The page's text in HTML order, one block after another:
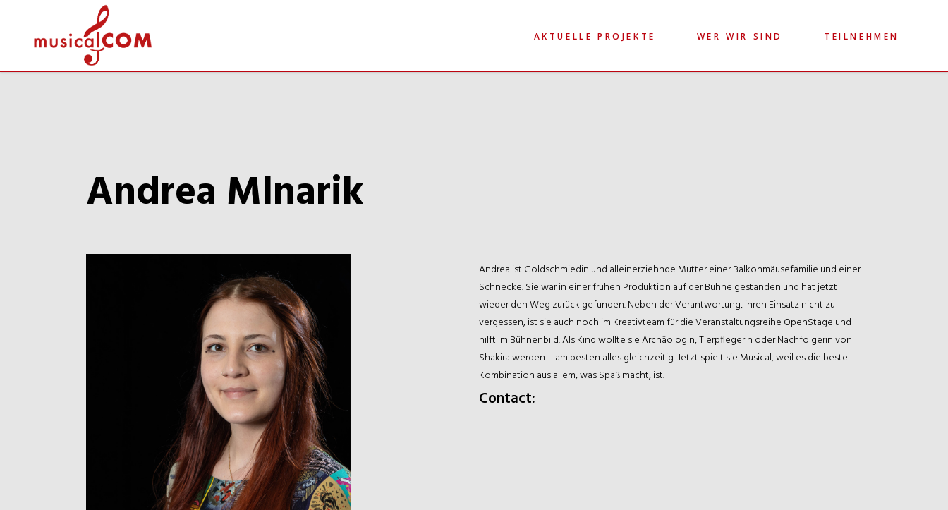
AKTUELLE PROJEKTE WER WIR SIND TEILNEHMEN
Andrea Mlnarik
Andrea ist Goldschmiedin und alleinerziehnde Mutter einer Balkonmäusefamilie und einer
Schnecke. Sie war in einer frühen Produktion auf der Bühne gestanden und hat jetzt
wieder den Weg zurück gefunden. Neben der Verantwortung, ihren Einsatz nicht zu
vergessen, ist sie auch noch im Kreativteam für die Veranstaltungsreihe OpenStage und
hilft im Bühnenbild. Als Kind wollte sie Archäologin, Tierpflegerin oder Nachfolgerin von
Shakira werden – am besten alles gleichzeitig. Jetzt spielt sie Musical, weil es die beste
Kombination aus allem, was Spaß macht, ist.
Contact: